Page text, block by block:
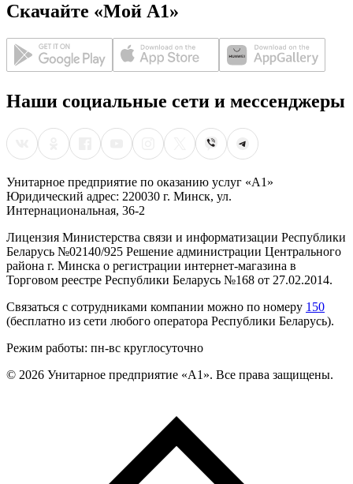
Скачайте «Мой А1»
Наши социальные сети и мессенджеры
Унитарное предприятие по оказанию услуг «А1»
Юридический адрес: 220030 г. Минск, ул.
Интернациональная, 36-2
Лицензия Министерства связи и информатизации Республики
Беларусь №02140/925 Решение администрации Центрального
района г. Минска о регистрации интернет-магазина в
Торговом реестре Республики Беларусь №168 от 27.02.2014.
Связаться с сотрудниками компании можно по номеру 150
(бесплатно из сети любого оператора Республики Беларусь).
Режим работы: пн-вс круглосуточно
© 2026 Унитарное предприятие «А1». Все права защищены.